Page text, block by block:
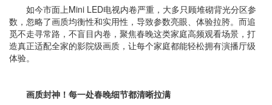
如今市面上Mini LED电视内卷严重，大多只顾堆砌背光分区参
数，忽略了画质均衡性和实用性，导致参数亮眼、体验拉胯。而追
觅不走寻常路，不盲目内卷，聚焦春晚这类家庭高频观看场景，打
造真正适配全家的影院级画质，让每个家庭都能轻松拥有演播厅级
体验。
画质封神！每一处春晚细节都清晰拉满